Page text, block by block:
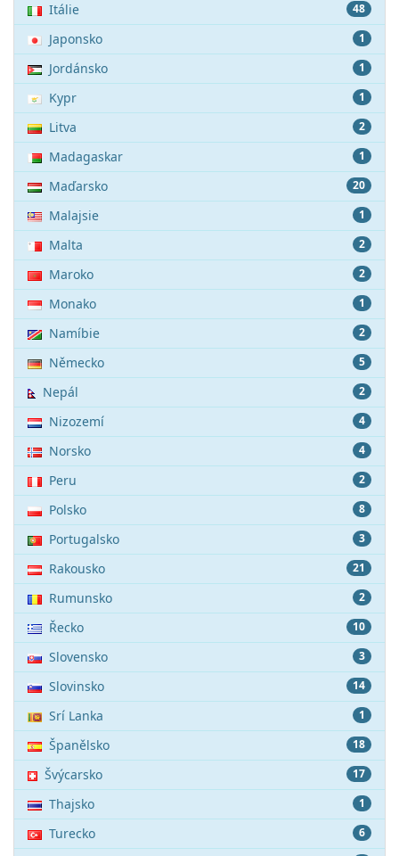
48
Itálie
1
Japonsko
1
Jordánsko
1
Kypr
2
Litva
1
Madagaskar
20
Maďarsko
1
Malajsie
2
Malta
2
Maroko
1
Monako
2
Namíbie
5
Německo
2
Nepál
4
Nizozemí
4
Norsko
2
Peru
8
Polsko
3
Portugalsko
21
Rakousko
2
Rumunsko
10
Řecko
3
Slovensko
14
Slovinsko
1
Srí Lanka
18
Španělsko
17
Švýcarsko
1
Thajsko
6
Turecko